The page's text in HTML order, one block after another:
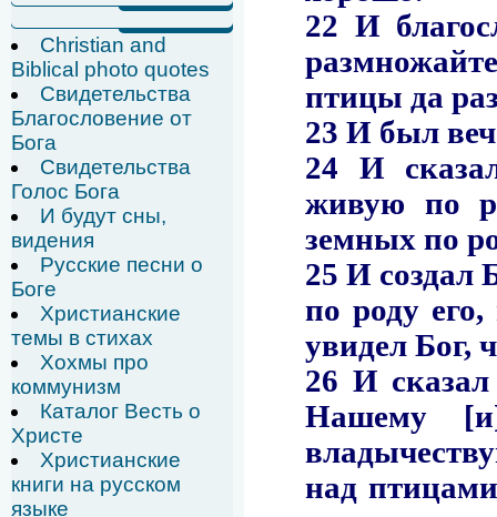
Christian and
Biblical photo quotes
Свидетельства
Благословение от
Бога
Свидетельства
Голос Бога
И будут сны,
видения
Русские песни о
Боге
Христианские
темы в стихах
Хохмы про
коммунизм
Каталог Весть о
Христе
Христианские
книги на русском
языке